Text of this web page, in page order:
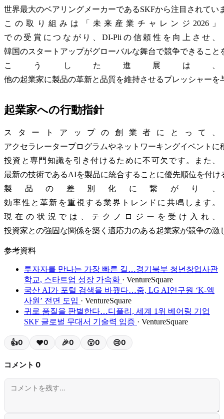
世界最大のベアリングメーカーであるSKFから注目されてい
この取り組みは「未来産業チャレンジ2026」
での受賞につながり、DI-Pliの信頼性を向上させ、
韓国のスタートアップがグローバルな舞台で競争できること
こうした進展は、
他の起業家に製品の革新と品質を維持させるプレッシャーを
起業家への行動指針
スタートアップの創業者にとって、
アクセラレータープログラムやネットワーキングイベントに
投資と専門知識を引き付けるために不可欠です。また、
最新の技術であるAIを製品に統合することに優先順位を付け
製品の差別化に繋がり、
効率性と革新を重視する業界トレンドに共鳴します。
現在の状況では、テクノロジーを受け入れ、
投資家との強固な関係を築く適応力のある起業家が競争の
参考資料
투자자를 만나는 가장 빠른 길…경기북부 청년창업사관
학교, 스타트업 성장 가속화 · VentureSquare
국산 AI가 포털 검색을 바꿨다…줌, LG AI연구원 ‘K-엑
사원’ 전면 도입 · VentureSquare
귀로 품질을 판별한다…디플리, 세계 1위 베어링 기업
SKF 글로벌 무대서 기술력 입증 · VentureSquare